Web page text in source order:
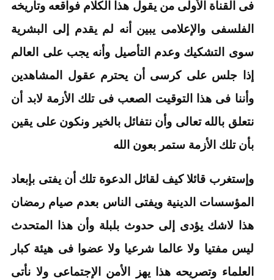
فى القناة الأولى من يقول هذا الكلام فواقعه وتاريخه
الفلسفى والإعلامى يبين أنه لم يقدم إلى البشرية
سوى التشكيك وعدم التأصيل وأنه يجب على العالم
إذا جلس على كرسى أن يحترم عقول المشاهدين
وأننا فى هذا التوقيت الصعب فى تلك الأزمة لابد أن
نتعلق بالله تعالى وأن نتفائل بالخير ونكون على يقين
بأن تلك الأزمة ستمر بعون الله
وإستغرب قائلا كيف لقائل الدعوة تلك أن يفتى بإبعاد
المؤسسات الدينية ويفتى الناس بعدم صيام رمضان
هذا لاشك يؤدى إلى حدوث بلبلة وأن هذا المتحدث
ليس مفتيا ولا عالما شرعيا ولا عضوا فى هيئة كبار
العلماء وتصريحه هذا يهز الأمن الإجتماعى ولا نأتى